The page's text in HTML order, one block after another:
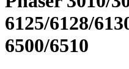
6125/­6128/­
6500/­6510